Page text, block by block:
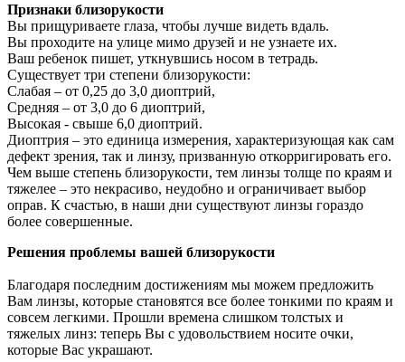
Признаки близорукости
Вы прищуриваете глаза, чтобы лучше видеть вдаль.
Вы проходите на улице мимо друзей и не узнаете их.
Ваш ребенок пишет, уткнувшись носом в тетрадь.
Существует три степени близорукости:
Слабая – от 0,25 до 3,0 диоптрий,
Средняя – от 3,0 до 6 диоптрий,
Высокая - свыше 6,0 диоптрий.
Диоптрия – это единица измерения, характеризующая как сам
дефект зрения, так и линзу, призванную откорригировать его.
Чем выше степень близорукости, тем линзы толще по краям и
тяжелее – это некрасиво, неудобно и ограничивает выбор
оправ. К счастью, в наши дни существуют линзы гораздо
более совершенные.
Решения проблемы вашей близорукости
Благодаря последним достижениям мы можем предложить
Вам линзы, которые становятся все более тонкими по краям и
совсем легкими. Прошли времена слишком толстых и
тяжелых линз: теперь Вы с удовольствием носите очки,
которые Вас украшают.